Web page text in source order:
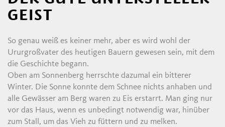
GEIST
So genau weiß es keiner mehr, aber es wird wohl der
Ururgroßvater des heutigen Bauern gewesen sein, mit dem
die Geschichte begann.
Oben am Sonnenberg herrschte dazumal ein bitterer
Winter. Die Sonne konnte dem Schnee nichts anhaben und
alle Gewässer am Berg waren zu Eis erstarrt. Man ging nur
vor das Haus, wenn es unbedingt notwendig war, hinüber
zum Stall, um das Vieh zu füttern und zu melken.